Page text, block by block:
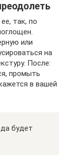
так, по
или
на
После:
промыть
в вашей
будет